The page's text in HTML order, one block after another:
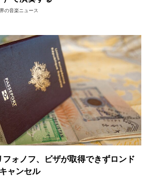
の音楽ニュース
フォノフ、ビザが取得できずロンド
ャンセル